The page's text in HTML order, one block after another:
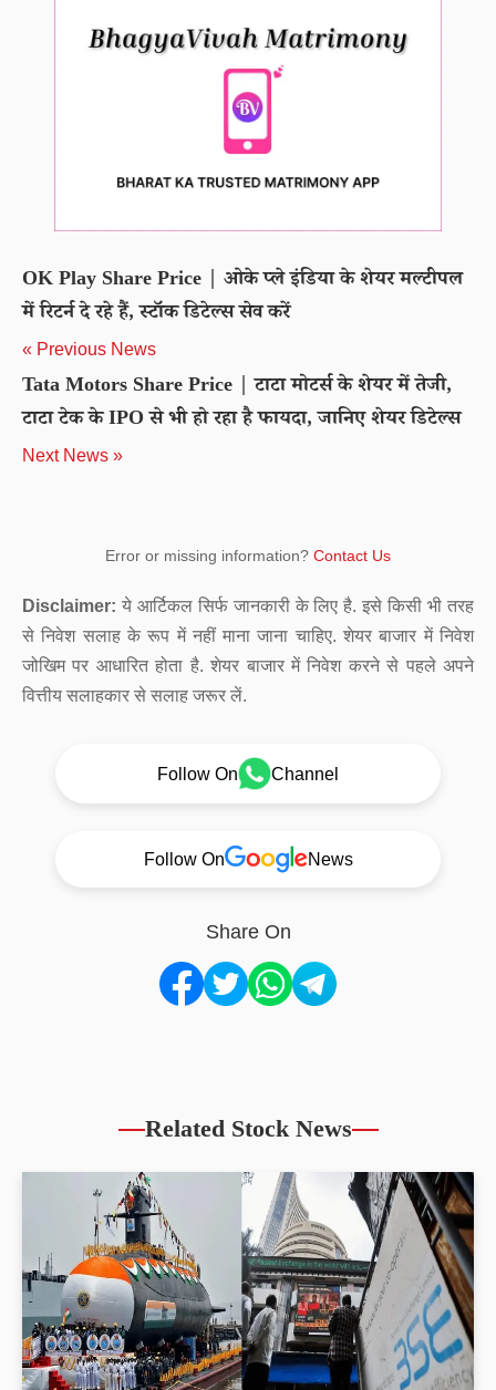
OK Play Share Price | ओके प्ले इंडिया के शेयर मल्टीपल
में रिटर्न दे रहे हैं, स्टॉक डिटेल्स सेव करें
« Previous News
Tata Motors Share Price | टाटा मोटर्स के शेयर में तेजी,
टाटा टेक के IPO से भी हो रहा है फायदा, जानिए शेयर डिटेल्स
Next News »
Error or missing information? Contact Us
Disclaimer: ये आर्टिकल सिर्फ जानकारी के लिए है. इसे किसी भी तरह
से निवेश सलाह के रूप में नहीं माना जाना चाहिए. शेयर बाजार में निवेश
जोखिम पर आधारित होता है. शेयर बाजार में निवेश करने से पहले अपने
वित्तीय सलाहकार से सलाह जरूर लें.
Follow On Channel
Follow On News
Share On
Related Stock News